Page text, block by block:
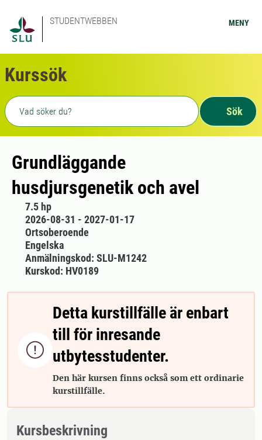
STUDENTWEBBEN MENY
Kurssök
Fritext sökning
Sök
Grundläggande
husdjursgenetik och avel
7.5 hp
2026-08-31 - 2027-01-17
Ortsoberoende
Engelska
Anmälningskod: SLU-M1242
Kurskod: HV0189

Detta kurstillfälle är enbart
till för inresande
utbytesstudenter.
Den här kursen finns också som ett ordinarie
kurstillfälle.
Kursbeskrivning